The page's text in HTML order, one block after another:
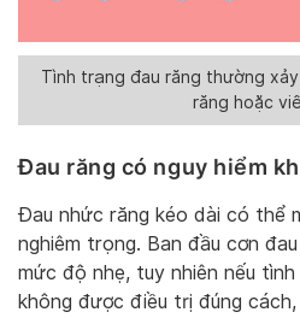
Tình trạng đau răng thường
răng hoặc
Đau răng có nguy hiểm
Đau nhức răng kéo dài có thể
nghiêm trọng. Ban đầu cơn
mức độ nhẹ, tuy nhiên nếu
không được điều trị đúng